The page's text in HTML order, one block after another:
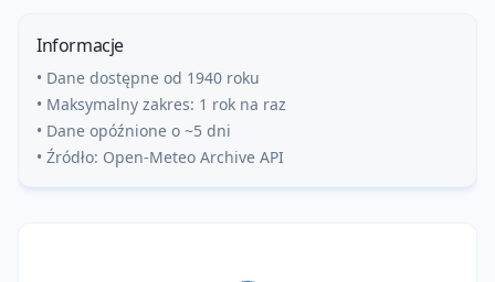
Informacje
• Dane dostępne od 1940 roku
• Maksymalny zakres: 1 rok na raz
• Dane opóźnione o ~5 dni
• Źródło: Open-Meteo Archive API